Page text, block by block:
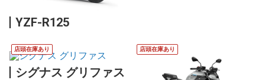
YZF-R125
店頭在庫あり
シグナス グリファス
店頭在庫あり